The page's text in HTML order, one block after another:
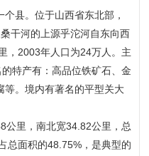
县。位于山西省东北部，
干河的上源乎沱河自东向西
，2003年人口为24万人。主
特产有：高品位铁矿石、金
等。境内有著名的平型关大
公里，南北宽34.82公里，总
总面积的48.75%，是典型的